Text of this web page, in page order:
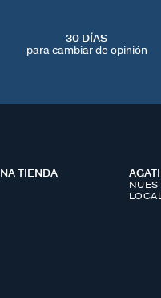
30 DÍAS
para cambiar de opinión
TIENDA